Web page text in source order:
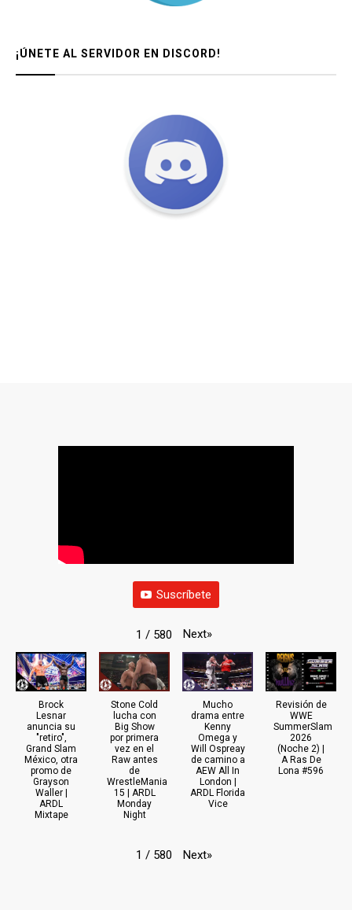
¡ÚNETE AL SERVIDOR EN DISCORD!
Suscríbete
1 / 580 Next»
Brock
Lesnar
anuncia su
"retiro",
Grand Slam
México, otra
promo de
Grayson
Waller |
ARDL
Mixtape
Stone Cold
lucha con
Big Show
por primera
vez en el
Raw antes
de
WrestleMania
15 | ARDL
Monday
Night
Mucho
drama entre
Kenny
Omega y
Will Ospreay
de camino a
AEW All In
London |
ARDL Florida
Vice
Revisión de
WWE
SummerSlam
2026
(Noche 2) |
A Ras De
Lona #596
1 / 580 Next»